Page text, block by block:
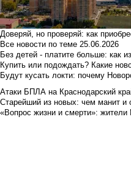
Доверяй, но проверяй: как
Все новости по теме 25.06.2026
Без детей - платите больше: как
Купить или подождать? Какие
Будут кусать локти: почему
Атаки БПЛА на Краснодарский
Старейший из новых: чем манит и
«Вопрос жизни и смерти»: